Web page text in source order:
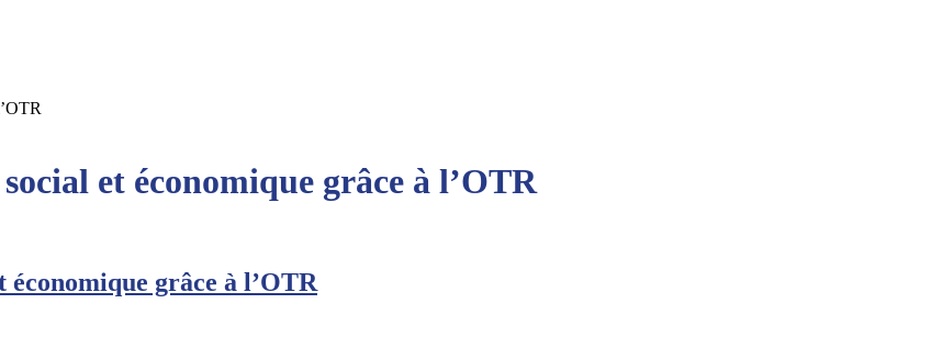
et économique grâce à l’OTR
économique grâce à l’OTR